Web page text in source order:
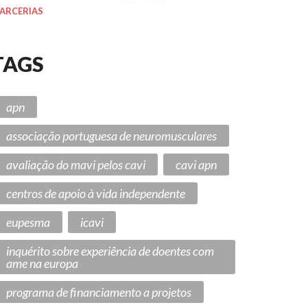
apn
associação portuguesa de neuromusculares
avaliação do mavi pelos cavi
cavi apn
centros de apoio à vida independente
eupesma
icavi
inquérito sobre experiência de doentes com
ame na europa
programa de financiamento a projetos